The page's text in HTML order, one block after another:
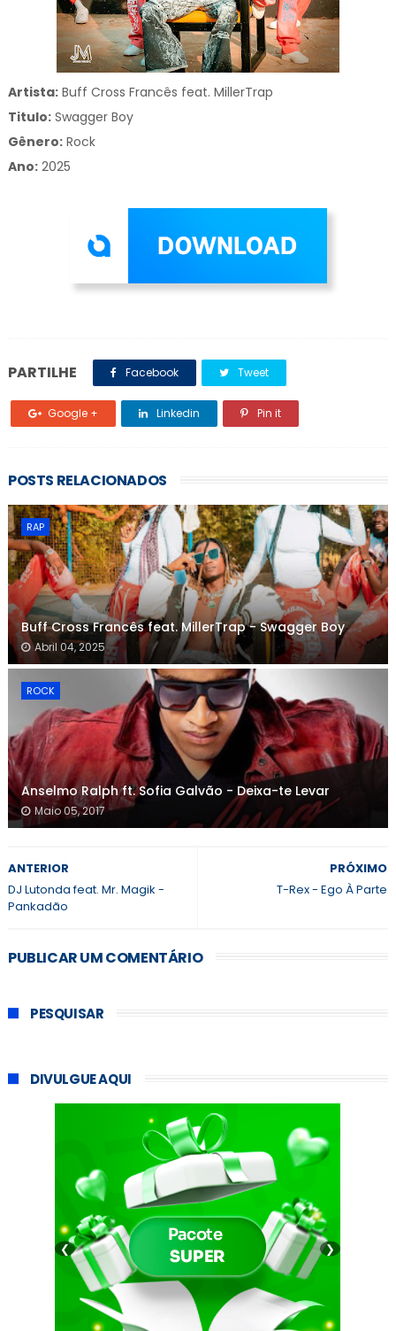
Artista:Buff Cross Francês feat. MillerTrap
Titulo:Swagger Boy
Gênero: Rock
Ano:2025
PARTILHE Facebook Tweet
Google + Linkedin Pin it
POSTS RELACIONADOS
RAP
Buff Cross Francês feat. MillerTrap - Swagger Boy
Abril 04, 2025
ROCK
Anselmo Ralph ft. Sofia Galvão - Deixa-te Levar
Maio 05, 2017
PRÓXIMO
T-Rex - Ego À Parte
ANTERIOR
DJ Lutonda feat. Mr. Magik -
Pankadão
PUBLICAR UM COMENTÁRIO
PESQUISAR
DIVULGUE AQUI
❮ ❯